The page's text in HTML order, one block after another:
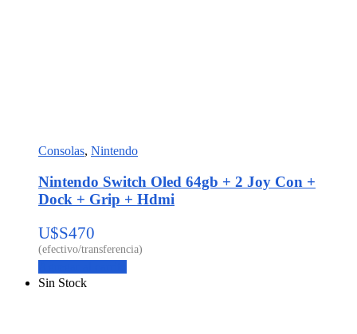
Consolas, Nintendo
Nintendo Switch Oled 64gb + 2 Joy Con +
Dock + Grip + Hdmi
U$S470
Sin Stock